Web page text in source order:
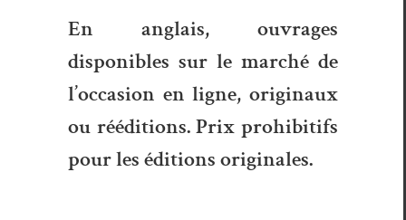
En anglais, ouvrages
disponibles sur le marché de
l’occasion en ligne, originaux
ou rééditions. Prix prohibitifs
pour les éditions originales.